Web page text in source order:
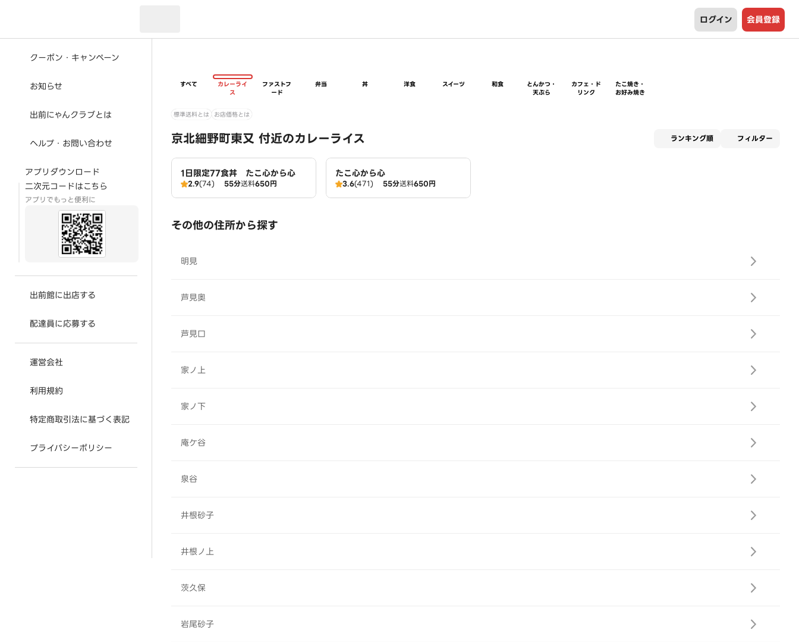
ログイン 会員登録
クーポン・キャンペーン
お知らせ
出前にゃんクラブとは
ヘルプ・お問い合わせ
アプリダウンロード
二次元コードはこちら
アプリでもっと便利に
出前館に出店する
配達員に応募する
運営会社
利用規約
特定商取引法に基づく表記
プライバシーポリシー
すべて
カレーライ
ス
ファストフ
ード
弁当 丼 洋食 スイーツ 和食
とんかつ・
天ぷら
カフェ・ド
リンク
たこ焼き・
お好み焼き
標準送料とは お店価格とは
京北細野町東又 付近のカレーライス ランキング順 フィルター
1日限定77食丼 たこ心から心
2.9(74) 55分送料650円
たこ心から心
3.6(471) 55分送料650円
その他の住所から探す
明見
芦見奥
芦見口
家ノ上
家ノ下
庵ケ谷
泉谷
井根砂子
井根ノ上
茨久保
岩尾砂子